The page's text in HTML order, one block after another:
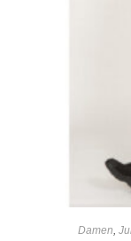
Damen